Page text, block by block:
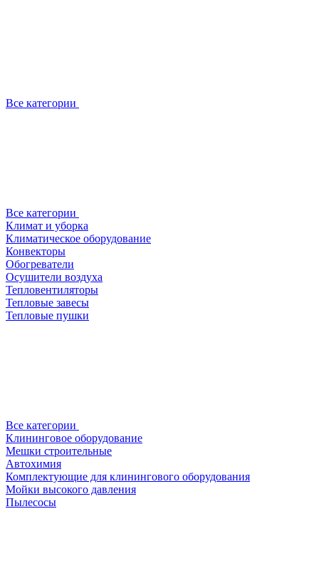
Все категории
Все категории
Климат и уборка
Климатическое оборудование
Конвекторы
Обогреватели
Осушители воздуха
Тепловентиляторы
Тепловые завесы
Тепловые пушки
Все категории
Клининговое оборудование
Мешки строительные
Автохимия
Комплектующие для клинингового оборудования
Мойки высокого давления
Пылесосы